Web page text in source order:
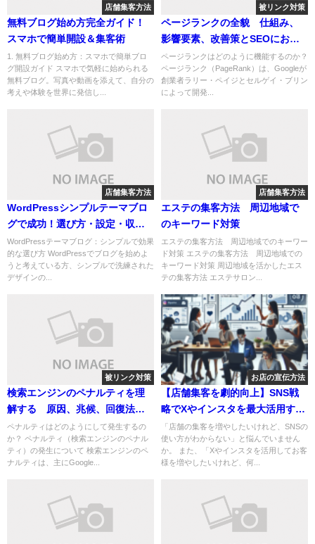
店舗集客方法
無料ブログ始め方完全ガイド！
スマホで簡単開設＆集客術
1. 無料ブログ始め方：スマホで簡単ブロ
グ開設ガイド スマホで気軽に始められる
無料ブログ。写真や動画を添えて、自分の
考えや体験を世界に発信し...
被リンク対策
ページランクの全貌 仕組み、
影響要素、改善策とSEOにおけ
る重要性
ページランクはどのように機能するのか？
ページランク（PageRank）は、Googleが
創業者ラリー・ペイジとセルゲイ・ブリン
によって開発...
店舗集客方法
WordPressシンプルテーマブロ
グで成功！選び方・設定・収益
化ガイド
WordPressテーマブログ：シンプルで効果
的な選び方 WordPressでブログを始めよ
うと考えている方、シンプルで洗練された
デザインの...
店舗集客方法
エステの集客方法 周辺地域で
のキーワード対策
エステの集客方法 周辺地域でのキーワー
ド対策 エステの集客方法 周辺地域での
キーワード対策 周辺地域を活かしたエス
テの集客方法 エステサロン...
被リンク対策
検索エンジンのペナルティを理
解する 原因、兆候、回復法と
予防策
ペナルティはどのようにして発生するの
か？ ペナルティ（検索エンジンのペナル
ティ）の発生について 検索エンジンのペ
ナルティは、主にGoogle...
お店の宣伝方法
【店舗集客を劇的向上】SNS戦
略でXやインスタを最大活用する
方法
「店舗の集客を増やしたいけれど、SNSの
使い方がわからない」と悩んでいません
か。 また、「Xやインスタを活用してお客
様を増やしたいけれど、何...